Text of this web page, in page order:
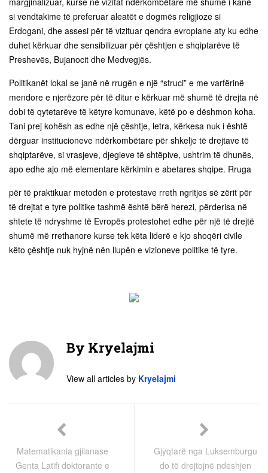
si vendtakime të preferuar aleatët e dogmës religjioze si
Erdogani, dhe assesi për të vizituar qendra evropiane aty ku edhe
duhet kërkuar dhe sensibilizuar për çështjen e shqiptarëve të
Preshevës, Bujanocit dhe Medvegjës.
Politikanët lokal se janë në rrugën e një “struci” e me varfërinë
mendore e njerëzore për të ditur e kërkuar më shumë të drejta në
dobi të qytetarëve të këtyre komunave, këtë po e dëshmon koha.
Tani prej kohësh as edhe një çështje, letra, kërkesa nuk i është
dërguar institucioneve ndërkombëtare për shkelje të drejtave të
shqiptarëve, si vrasjeve, djegieve të shtëpive, ushtrim të dhunës,
apo edhe ajo më elementare kërkimin e abetares shqipe. Rruga
për të praktikuar metodën e protestave rreth ngritjes së zërit për
të drejtat e tyre politike tashmë është bërë herezi, përderisa në
shtete të ndryshme të Evropës protestohet edhe për një të drejtë
shumë më rrethanore kurse tek këta liderë e kjo shoqëri civile
këto çështje nuk hyjnë nën llupën e vizioneve politike të tyre.
By Kryelajmi
View all articles by Kryelajmi
Matematikania gjilanase
Genta Latifi doktorante e
Gjyqtarë nga Luksemburgu
do të drejtojnë ndeshjen